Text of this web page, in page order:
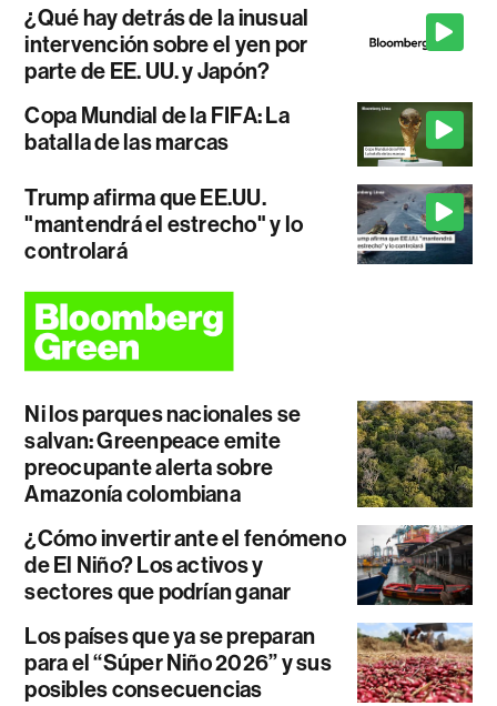
¿Qué hay detrás de la inusual
intervención sobre el yen por
parte de EE. UU. y Japón?
Copa Mundial de la FIFA: La
batalla de las marcas
Trump afirma que EE.UU.
"mantendrá el estrecho" y lo
controlará
Ni los parques nacionales se
salvan: Greenpeace emite
preocupante alerta sobre
Amazonía colombiana
¿Cómo invertir ante el fenómeno
de El Niño? Los activos y
sectores que podrían ganar
Los países que ya se preparan
para el “Súper Niño 2026” y sus
posibles consecuencias